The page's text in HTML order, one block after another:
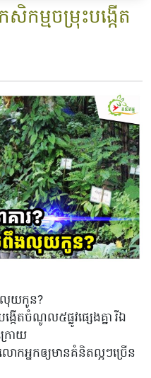
កម្មចម្រុះបង្កើត
លុយកូន?
ើតចំណូល៥ផ្លូវផ្សេងគ្នា រីឯ
រោយ
អ្នកឲ្យមានគំនិតល្អៗច្រើន​